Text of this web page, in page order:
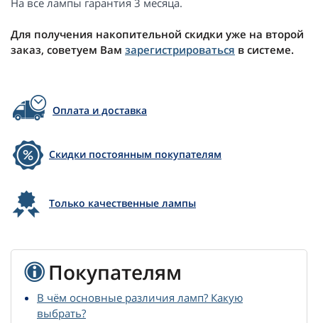
На все лампы гарантия 3 месяца.
Для получения накопительной скидки уже на второй
заказ, советуем Вам зарегистрироваться в системе.
Оплата и доставка
Скидки постоянным покупателям
Только качественные лампы
Покупателям
В чём основные различия ламп? Какую
выбрать?